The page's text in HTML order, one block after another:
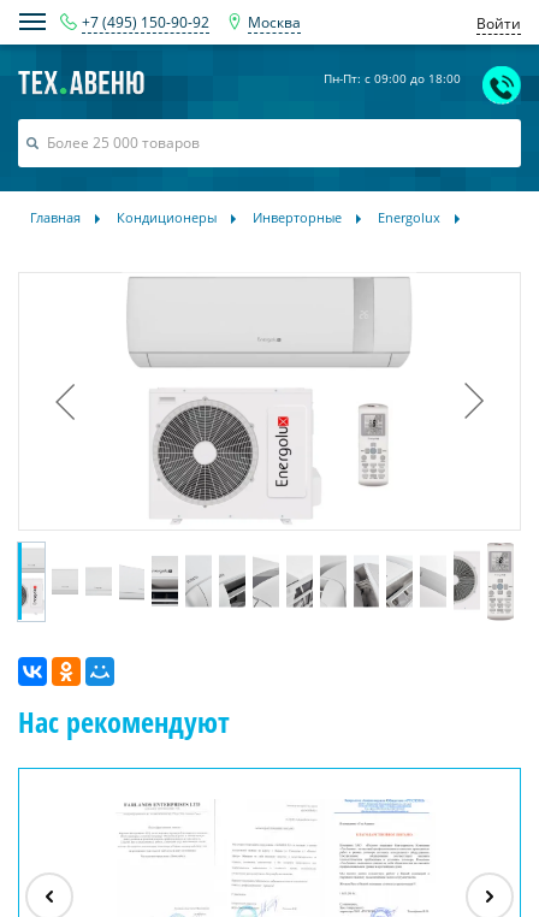
+7 (495) 150-90-92 Москва Войти
Пн-Пт: с 09:00 до 18:00
Главная Кондиционеры Инверторные Energolux
Нас рекомендуют